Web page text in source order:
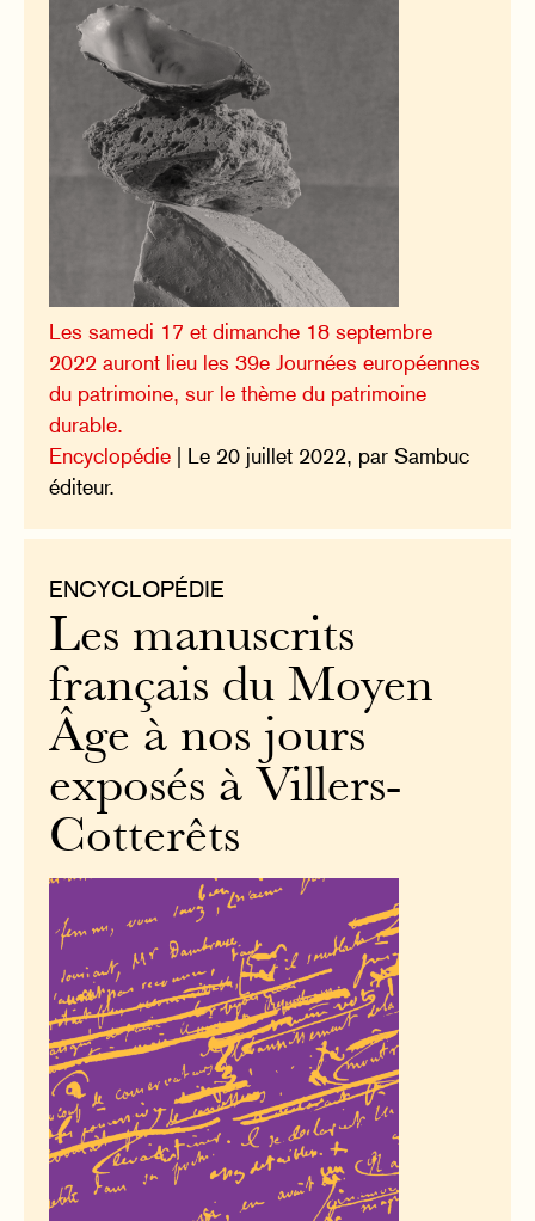
Les samedi 17 et dimanche 18 septembre
2022 auront lieu les 39e Journées européennes
du patrimoine, sur le thème du patrimoine
durable.
Encyclopédie | Le 20 juillet 2022, par Sambuc
éditeur.
ENCYCLOPÉDIE
Les manuscrits
français du Moyen
Âge à nos jours
exposés à Villers-
Cotterêts